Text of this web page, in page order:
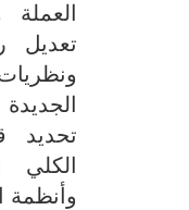
تعديل
تحديد
الكلي
وأنظمة